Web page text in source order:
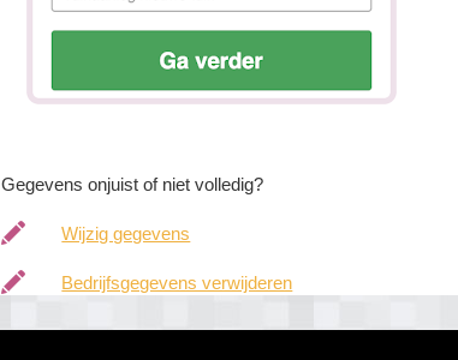
Gegevens onjuist of niet volledig?
Wijzig gegevens
Bedrijfsgegevens verwijderen